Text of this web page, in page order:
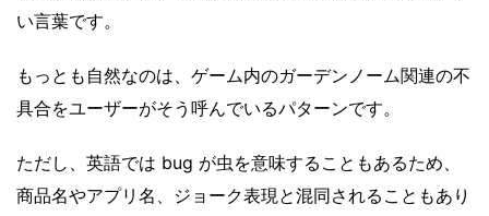
い言葉です。
もっとも自然なのは、ゲーム内のガーデンノーム関連の不
具合をユーザーがそう呼んでいるパターンです。
ただし、英語では bug が虫を意味することもあるため、
商品名やアプリ名、ジョーク表現と混同されることもあり